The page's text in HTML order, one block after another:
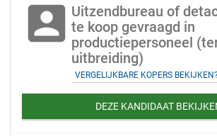
account_box Uitzendbureau of
te koop gevraagd in
productiepersoneel
uitbreiding)
VERGELIJKBARE KOPERS
DEZE KANDIDAAT